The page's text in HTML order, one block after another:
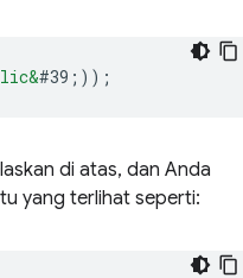
#39; ));
di atas, dan Anda
yang terlihat seperti: